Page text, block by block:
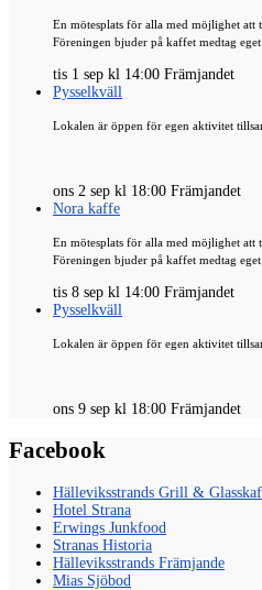
En mötesplats för alla med möjlighet att
Föreningen bjuder på kaffet medtag eget
tis 1 sep kl 14:00 Främjandet
Pysselkväll
Lokalen är öppen för egen aktivitet
ons 2 sep kl 18:00 Främjandet
Nora kaffe
En mötesplats för alla med möjlighet att
Föreningen bjuder på kaffet medtag eget
tis 8 sep kl 14:00 Främjandet
Pysselkväll
Lokalen är öppen för egen aktivitet
ons 9 sep kl 18:00 Främjandet
Facebook
Hälleviksstrands Grill &
Hotel Strana
Erwings Junkfood
Stranas Historia
Hälleviksstrands Främjande
Mias Sjöbod